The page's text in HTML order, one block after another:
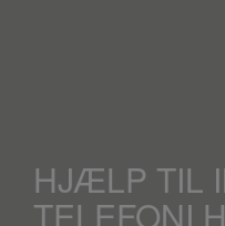
HJÆLP TIL
TELEFONI